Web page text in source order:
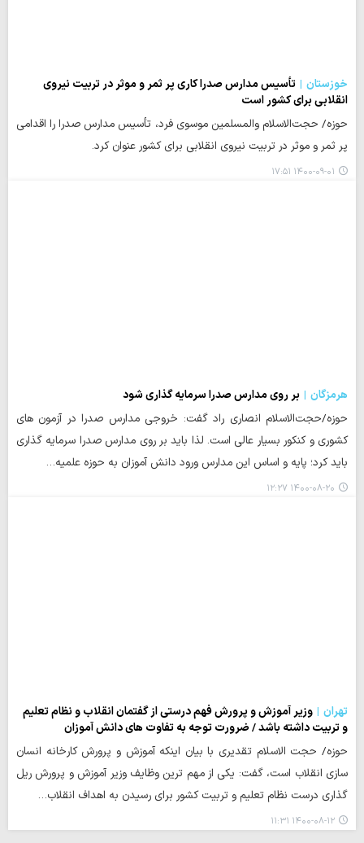
خوزستان
تأسیس مدارس صدرا کاری پر ثمر و موثر در تربیت نیروی
انقلابی برای کشور است
حوزه/ حجت‌الاسلام والمسلمین موسوی فرد، تأسیس مدارس صدرا را اقدامی
پر ثمر و موثر در تربیت نیروی انقلابی برای کشور عنوان کرد.
۱۴۰۰-۰۹-۰۱ ۱۷:۵۱
هرمزگان
بر روی مدارس صدرا سرمایه گذاری شود
حوزه/حجت‌الاسلام انصاری راد گفت: خروجی مدارس صدرا در آزمون های
کشوری و کنکور بسیار عالی است. لذا باید بر روی مدارس صدرا سرمایه گذاری
باید کرد؛ پایه و اساس این مدارس ورود دانش آموزان به حوزه علمیه…
۱۴۰۰-۰۸-۲۰ ۱۲:۲۷
تهران
وزیر آموزش و پرورش فهم درستی از گفتمان انقلاب و نظام تعلیم
و تربیت داشته باشد / ضرورت توجه به تفاوت های دانش آموزان
حوزه/ حجت الاسلام تقدیری با بیان اینکه آموزش و پرورش کارخانه انسان
سازی انقلاب است، گفت: یکی از مهم ترین وظایف وزیر آموزش و پرورش ریل
گذاری درست نظام تعلیم و تربیت کشور برای رسیدن به اهداف انقلاب…
۱۴۰۰-۰۸-۱۲ ۱۱:۳۱